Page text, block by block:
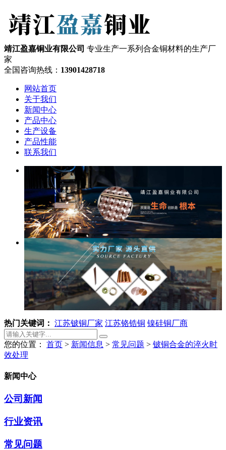
靖江盈嘉铜业有限公司 专业生产一系列合金铜材料的生产厂
家
全国咨询热线： 13901428718
网站首页
关于我们
新闻中心
产品中心
生产设备
产品性能
联系我们
热门关键词： 江苏铍铜厂家 江苏铬锆铜 镍硅铜厂商
您的位置： 首页 > 新闻信息 > 常见问题 > 铍铜合金的淬火时
效处理
新闻中心
公司新闻
行业资讯
常见问题